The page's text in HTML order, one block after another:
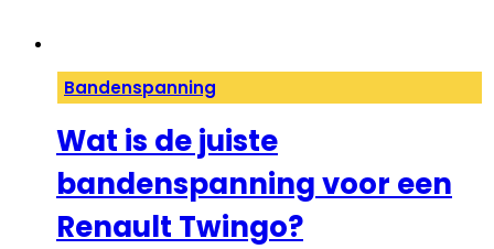
Bandenspanning
Wat is de juiste
bandenspanning voor een
Renault Twingo?